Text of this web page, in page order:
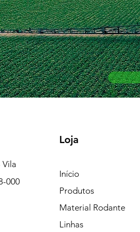
Vila
000
Loja
Início
Produtos
Material Rodante
Linhas